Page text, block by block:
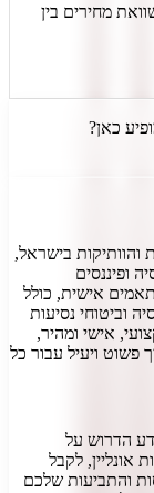
מחירים בין
כאן?
בישראל,
ופיננסים
אישית, כולל
וביטוחי נסיעות
אישי ומהיר,
פשוט ויעיל עבור כל
הדרוש על
אונליין, לקבל
והתביעות שלכם